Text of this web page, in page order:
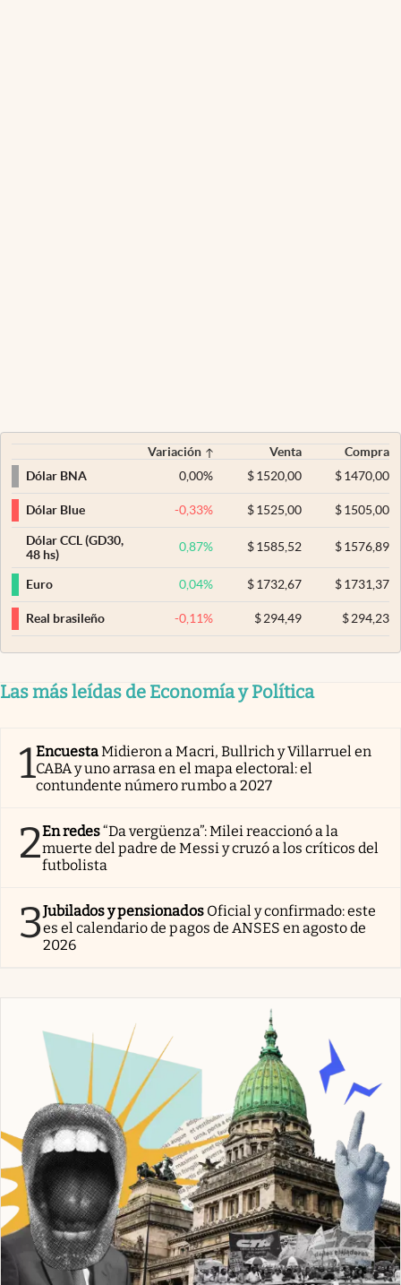
Variación Venta
Compra
Dólar BNA
0,00% $ 1520,00 $1470,00
Dólar Blue -0,33% $ 1525,00 $1505,00
Dólar CCL (GD30,
48 hs)
0,87% $ 1585,52 $1576,89
Euro 0,04% $ 1732,67 $1731,37
Real brasileño -0,11% $ 294,49 $294,23
Las más leídas de Economía y Política
1EncuestaMidieron a Macri, Bullrich y Villarruel en
CABA y uno arrasa en el mapa electoral: el
contundente número rumbo a 2027
2En redes“Da vergüenza”: Milei reaccionó a la
muerte del padre de Messi y cruzó a los críticos del
futbolista
3Jubilados y pensionados Oficial y confirmado: este
es el calendario de pagos de ANSES en agosto de
2026